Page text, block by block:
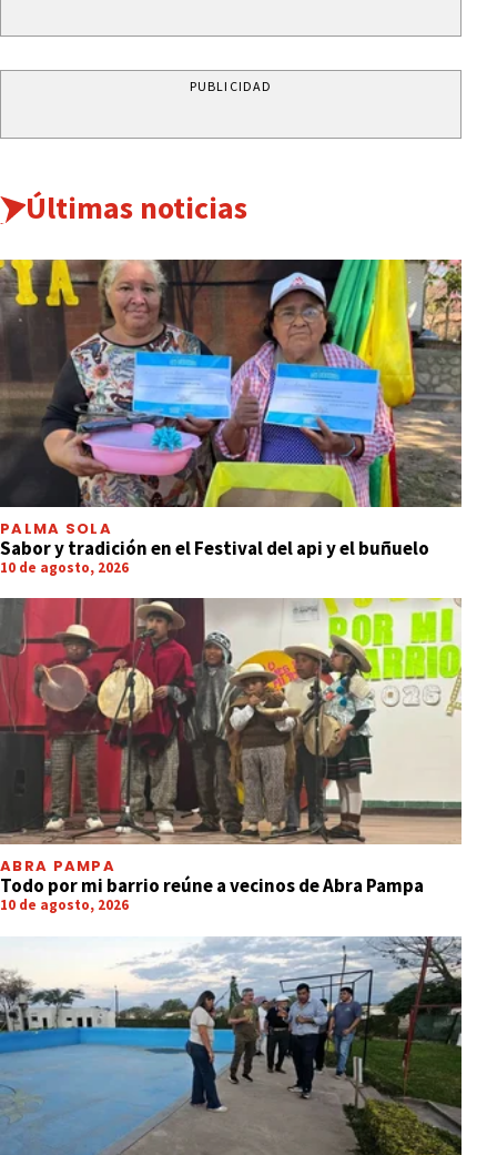
PUBLICIDAD
Últimas noticias
PALMA SOLA
Sabor y tradición en el Festival del api y el buñuelo
10 de agosto, 2026
ABRA PAMPA
Todo por mi barrio reúne a vecinos de Abra Pampa
10 de agosto, 2026